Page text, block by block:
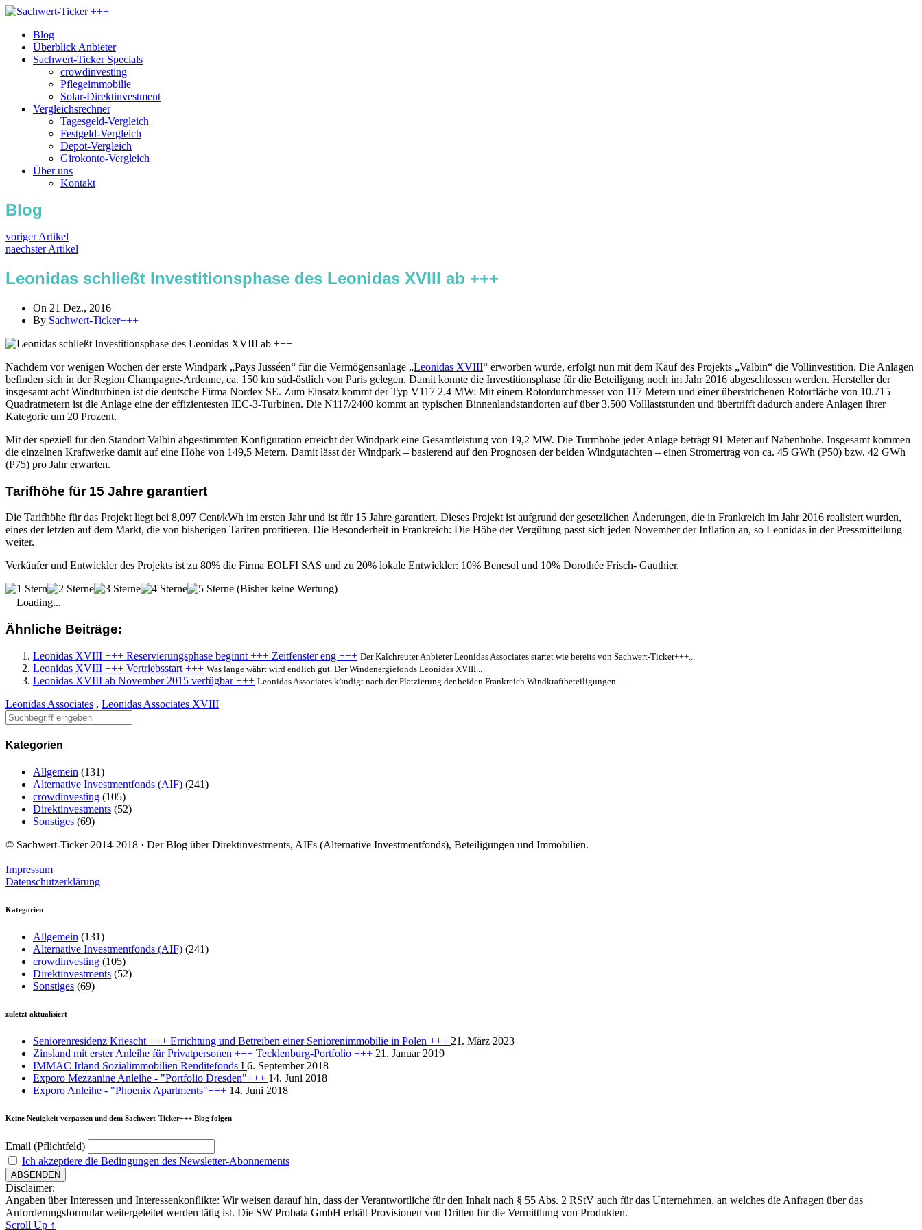
Blog
Überblick Anbieter
Sachwert-Ticker Specials
crowdinvesting
Pflegeimmobilie
Solar-Direktinvestment
Vergleichsrechner
Tagesgeld-Vergleich
Festgeld-Vergleich
Depot-Vergleich
Girokonto-Vergleich
Über uns
Kontakt
Blog
voriger Artikel
naechster Artikel
Leonidas schließt Investitionsphase des Leonidas XVIII ab +++
On 21 Dez., 2016
By Sachwert-Ticker+++
Nachdem vor wenigen Wochen der erste Windpark „Pays Jusséen“ für die Vermögensanlage „Leonidas XVIII“ erworben wurde, erfolgt nun mit dem Kauf des Projekts „Valbin“ die Vollinvestition. Die Anlagen
befinden sich in der Region Champagne-Ardenne, ca. 150 km süd-östlich von Paris gelegen. Damit konnte die Investitionsphase für die Beteiligung noch im Jahr 2016 abgeschlossen werden. Hersteller der
insgesamt acht Windturbinen ist die deutsche Firma Nordex SE. Zum Einsatz kommt der Typ V117 2.4 MW: Mit einem Rotordurchmesser von 117 Metern und einer überstrichenen Rotorfläche von 10.715
Quadratmetern ist die Anlage eine der effizientesten IEC-3-Turbinen. Die N117/2400 kommt an typischen Binnenlandstandorten auf über 3.500 Volllaststunden und übertrifft dadurch andere Anlagen ihrer
Kategorie um 20 Prozent.
Mit der speziell für den Standort Valbin abgestimmten Konfiguration erreicht der Windpark eine Gesamtleistung von 19,2 MW. Die Turmhöhe jeder Anlage beträgt 91 Meter auf Nabenhöhe. Insgesamt kommen
die einzelnen Kraftwerke damit auf eine Höhe von 149,5 Metern. Damit lässt der Windpark – basierend auf den Prognosen der beiden Windgutachten – einen Stromertrag von ca. 45 GWh (P50) bzw. 42 GWh
(P75) pro Jahr erwarten.
Tarifhöhe für 15 Jahre garantiert
Die Tarifhöhe für das Projekt liegt bei 8,097 Cent/kWh im ersten Jahr und ist für 15 Jahre garantiert. Dieses Projekt ist aufgrund der gesetzlichen Änderungen, die in Frankreich im Jahr 2016 realisiert wurden,
eines der letzten auf dem Markt, die von bisherigen Tarifen profitieren. Die Besonderheit in Frankreich: Die Höhe der Vergütung passt sich jeden November der Inflation an, so Leonidas in der Pressmitteilung
weiter.
Verkäufer und Entwickler des Projekts ist zu 80% die Firma EOLFI SAS und zu 20% lokale Entwickler: 10% Benesol und 10% Dorothée Frisch- Gauthier.
(Bisher keine Wertung)
Loading...
Ähnliche Beiträge:
Leonidas XVIII +++ Reservierungsphase beginnt +++ Zeitfenster eng +++ Der Kalchreuter Anbieter Leonidas Associates startet wie bereits von Sachwert-Ticker+++...
Leonidas XVIII +++ Vertriebsstart +++ Was lange währt wird endlich gut. Der Windenergiefonds Leonidas XVIII...
Leonidas XVIII ab November 2015 verfügbar +++ Leonidas Associates kündigt nach der Platzierung der beiden Frankreich Windkraftbeteiligungen...
Leonidas Associates , Leonidas Associates XVIII
Kategorien
Allgemein (131)
Alternative Investmentfonds (AIF) (241)
crowdinvesting (105)
Direktinvestments (52)
Sonstiges (69)
© Sachwert-Ticker 2014-2018 · Der Blog über Direktinvestments, AIFs (Alternative Investmentfonds), Beteiligungen und Immobilien.
Impressum
Datenschutzerklärung
Kategorien
Allgemein (131)
Alternative Investmentfonds (AIF) (241)
crowdinvesting (105)
Direktinvestments (52)
Sonstiges (69)
zuletzt aktualisiert
Seniorenresidenz Kriescht +++ Errichtung und Betreiben einer Seniorenimmobilie in Polen +++ 21. März 2023
Zinsland mit erster Anleihe für Privatpersonen +++ Tecklenburg-Portfolio +++ 21. Januar 2019
IMMAC Irland Sozialimmobilien Renditefonds I 6. September 2018
Exporo Mezzanine Anleihe - "Portfolio Dresden"+++ 14. Juni 2018
Exporo Anleihe - "Phoenix Apartments"+++ 14. Juni 2018
Keine Neuigkeit verpassen und dem Sachwert-Ticker+++ Blog folgen
Email (Pflichtfeld)
Ich akzeptiere die Bedingungen des Newsletter-Abonnements
Disclaimer:
Angaben über Interessen und Interessenkonflikte: Wir weisen darauf hin, dass der Verantwortliche für den Inhalt nach § 55 Abs. 2 RStV auch für das Unternehmen, an welches die Anfragen über das
Anforderungsformular weitergeleitet werden tätig ist. Die SW Probata GmbH erhält Provisionen von Dritten für die Vermittlung von Produkten.
Scroll Up ↑